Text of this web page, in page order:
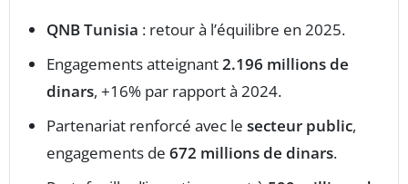
QNB Tunisia : retour à l’équilibre en 2025.
Engagements atteignant2.196 millions de
dinars, +16% par rapport à 2024.
Partenariat renforcé avec le secteur public,
engagements de 672 millions de dinars.